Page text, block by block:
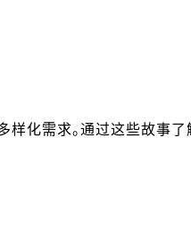
样化需求。通过这些故事